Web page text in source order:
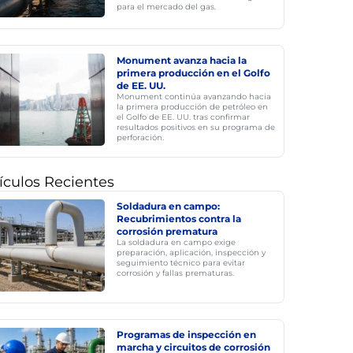
para el mercado del gas.
Monument avanza hacia la
primera producción en el Golfo
de EE. UU.
Monument continúa avanzando hacia
la primera producción de petróleo en
el Golfo de EE. UU. tras confirmar
resultados positivos en su programa de
perforación.
Recientes
Soldadura en campo:
Recubrimientos contra la
corrosión prematura
La soldadura en campo exige
preparación, aplicación, inspección y
seguimiento técnico para evitar
corrosión y fallas prematuras.
Programas de inspección en
marcha y circuitos de corrosión